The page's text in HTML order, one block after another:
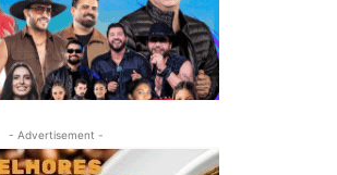
- Advertisement -